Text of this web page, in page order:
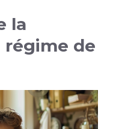
la
de